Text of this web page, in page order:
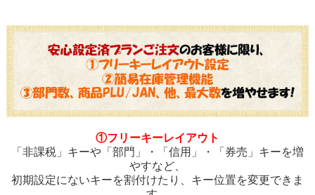
①フリーキーレイアウト
「非課税」キーや「部門」・「信用」・「券売」キーを増
やすなど、
初期設定にないキーを割付けたり、キー位置を変更できま